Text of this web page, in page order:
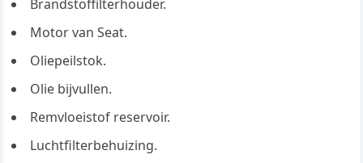
Brandstoffilterhouder.
Motor van Seat.
Oliepeilstok.
Olie bijvullen.
Remvloeistof reservoir.
Luchtfilterbehuizing.